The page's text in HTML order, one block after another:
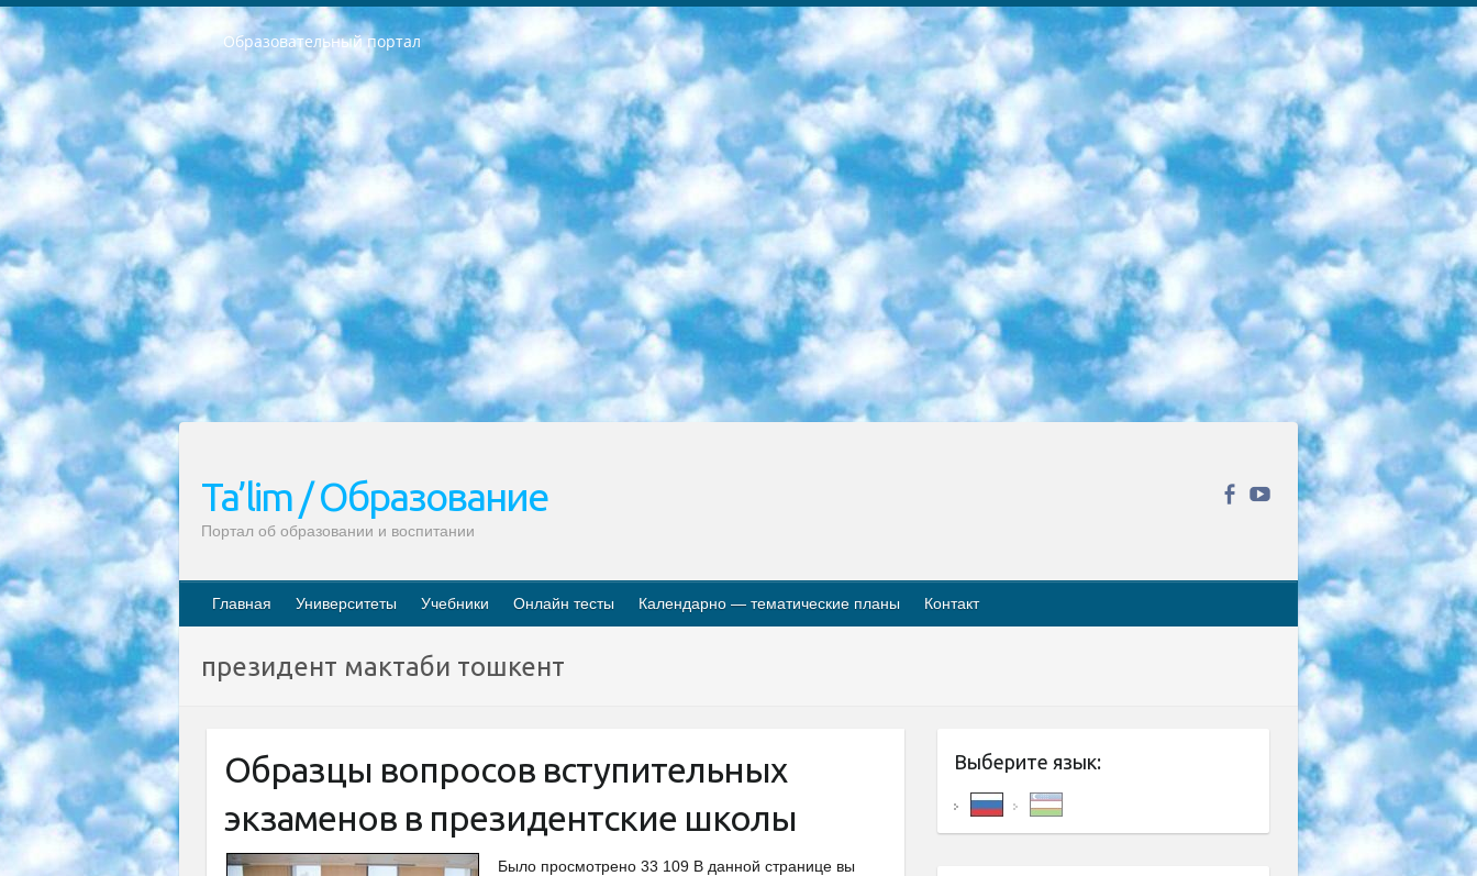
Образовательный портал
РЕСПУБЛИКА УЗБЕКИСТАН МИНИСТРЕРСТВО ДОШКОЛЬНОГО И ШКОЛЬНОГО ОБРАЗОВАНИЯ КОМАНДА в общеобразовательных учреждениях в 2023-2024 учебном году организация и проведение итоговой государственной аттестации обучающихся о Министра дошкольного и школьного образования Республики Узбекистан от 4 марта 2008 года (постановлением Минюста от 20 марта 2008 года № 1778 государственной регистрации) «Итоговое состояние учащихся общего среднего образования на основании положения об утверждении положения об аттестации общего среднего образования выпускной экзамен студентов в образовательных учреждениях в 2023-2024 учебном году В целях организации и прохождения аттестации приказываю: 1. Следующее: перечень предметов, по которым будет проводиться итоговая государственная аттестация и экзамен формы перевода согласно приложению 1; сертификаты международного образца, оценивающие уровень владения иностранными языками перечень согласно приложению 2; 2. Педагогический при специализированных образовательных учреждениях. научно-практический центр квалификации и международной оценки (Д.Давидова) 2024 г. До 25 марта: задания по предметам, по которым будет проводиться итоговая аттестация разработка и утверждение технических условий; итоговая аттестация на основании разработанного предметного задания разработка вопросов по предметам (устно и письменно), экзамен передача; общеобразовательные средние школы и специальные учебные заведения учащиеся выпускных классов школ и интернатов в агентской системе подготовка базы данных экзаменационных материалов и критериев оценки; перевод базы экзаменационных материалов на все языки обучения подать в Республиканский образовательный центр для изготовления; варианты экзаменов на основе разработанных контрольных материалов пусть будут поставлены задачи формирования. 3. Республиканский образовательный центр (Ш.Худайкулов) до 5 апреля 2024 года. до: база данных предоставленных экзаменационных материалов на все языки обучения перевод и экспертиза; для слепых, слабовидящих, глухих, слабослышащих и умственно отсталых детей учащиеся выпускных классов специализированных школ и школ-интернатов база данных экзаменационных материалов на всех преподаваемых языках подготовка критериев оценки; специализированные школы для умственно отсталых детей и технологии для учащихся выпускных классов школ-интернатов разработка соответствующих рекомендаций и критериев проведения ЕГЭ по естествознанию давать задания. 4. Педагогический при специализированных образовательных учреждениях. Научно-практический центр навыков и международной оценки (Д.Давидова), Республика образовательный центр (Худайкулов Ш.) итоговый государственный аттестационный экзамен ориентирован на творческое и логическое мышление при подготовке базы материалов учитывать введение заданий. 5. Следует отметить, что: сертификат государственного образца о знании общеобразовательного предмета и как минимум национальный уровень B1 по предметам на иностранных языках, указанным в Приложении 2. или международно признанный сертификат эквивалентного уровня студенты, изучающие определенный предмет, освобождаются от экзамена; по соответствующим предметам запланирована итоговая государственная аттестация за день до дня, путем жеребьевки Рабочей группой (в письменной форме по предметам, проводимым в форме) из числа сформированных вариантов выбрано 2 варианта; 2 выбранных варианта экзамена анонсированы на официальном сайте министерства и все выпускники по всей стране на основе этих вариантов проводит итоговую государственную аттестацию. 6. Государственное образование учащихся средних общеобразовательных учреждений. знания в соответствии с квалификационными требованиями, которые необходимо приобрести на основании стандартов итоговый (выпускной) контроль для 9 и 11 классов в целях тестирования Экзамены (далее – экзамены) состоят из предметов, перечисленных в приложении 1. будет сделано. 7. Экзамены пройдут с 26 мая по 15 июня 2024 г. (кроме науки физического воспитания). 8. Физическая для учащихся 9 классов общесредних образовательных учреждений. Экзамены по предмету «Образование, квалификация медицина» 1-6 мая 2024 года. сотрудники перевести под присмотр (с отклонениями в физическом или умственном развитии) специализированная школа для детей, школы-интернаты и со сколиозом школы-интернаты санаторного типа для больных детей исключены). 9. Он был слепым, слабовидящим и имел нарушения опорно-двигательного аппарата. экзамены в специализированных школах и интернатах для детей должны проводиться исходя из требований, предъявляемых к общеобразовательным учреждениям (физкультура кроме науки). 10. Специализированная школа для глухих и слабослышащих детей. и экзамены в интернатах и быть реализован в виде письменного теста по математике. 11. Специальность для умственно отсталых детей. Для 9 класса Родной язык и литературное письмо Государственный язык (язык обучения – узбекский). для неклассов) написано Математическое письмо Письменная/устная история Узбекистана Физическое воспитание практично Итоговый контроль Для 11 класса Написание родного языка и литературы (эссе) Математическое письмо Узбекский язык (обучение на узбекском языке) не посещающее общее среднее образование для учреждений)/Образовательное учреждение выбор письменный и устный Иностранный язык письменный/устный Письменная/устная история Узбекистана *По выбору студента:  Химия  Физика  Основы государственного права  География 10 бесплатных образовательных ресурсов - Мы составили подборку онлайн-проектов с интерактивными упражнениями, видеолекциями и статьями. Они помогут вам обрести новые и освежить старые знания бесплатно. 1. «ИНТУИТ» Старейшая образовательная площадка Рунета. Здесь вы найдёте сотни текстовых и видеокурсов на десятки различных тем — от программирования до психологии. Многие курсы подготовлены российскими университетами и крупными международными компаниями вроде Intel и Microsoft. Самостоятельное обучение бесплатное, но желающие могут оплатить услуги персональных наставников. 2. «Смартия» знакомит с актуальными профессиями и подсказывает, как им обучаться. Выбрав заинтересовавшую вас специальность — SMM-специалист, фотограф, веб-дизайнер или другую, — увидите список необходимых для неё умений. Чтобы вы могли освоить их самостоятельно, для каждого умения площадка отображает подборку ссылок на учебные материалы. Хотя «Смартия» ориентируется на русскоязычную аудиторию, часть контента всё же доступна только на английском. 3. «Лекторий Физтеха» Проект Московского физико-технического института (Физтеха). С его помощью вы можете смотреть онлайн серии лекций, записанные на видео в этом вузе. В числе доступных предметов — физика, биология, химия, информационные технологии и другие. К некоторым лекциям администрация ресурса прилагает готовые конспекты, которые можно скачивать в PDF-формате. 4. ITMOcourses Онлайн-площадка Санкт-Петербургского национального исследовательского университета информационных технологий, механики и оптики (ИТМО). Ресурс предоставляет свободный доступ к курсам, разработанным в этом вузе. Каталог материалов разбит на четыре категории: «Оптические системы и технологии», «Приборостроение и робототехника», «Информационные технологии» и «Биотехнологии». Курсы состоят из видеолекций, интерактивных демонстраций и заданий. 5. «КиберЛенинка» Электронная научная библиотека открытого доступа. Каталог площадки регулярно обрастает текстами статей из различных научных изданий. Сгруппированные по журналам и рубрикам публикации можно читать онлайн или скачивать целиком в PDF-формате. Проект нацелен на популяризацию науки за счёт открытого доступа к качественной информации. 6. «ПостНаука» На этом ресурсе публикуют подборки видеолекций, составленные экспертами из разных отраслей и объединённые общими темами. Среди них, к примеру, есть серии «Биоинформатика и геномика», «Культура средневековой Скандинавии» и Cinema Studies о теории кино. Каждая подборка лекций — логически связанная история, рассказанная экспертом от первого лица. Кроме того, на сайте появляются научно-образовательные статьи и тесты на разные темы. 7. «Newочём» Команда проекта «Newочём» отбирает самые интересные тексты из англоязычных СМИ и переводит те из них, за которые голосуют участники сообщества «ВКонтакте». По большей части это научно-популярные статьи. Редакторы придумывают лишь заголовки, в остальном содержание переводов соответствует оригиналам. Полные тексты можно читать прямо в социальной сети. 8. InternetUrok Онлайн-база материалов по основным дисциплинам школьной программы. Информация на сайте структурирована по классам, предметам и темам (урокам). Каждый урок состоит из видеолекций и конспектов. Есть также интерактивные тренажёры и тесты для закрепления пройденного материала. Даже если вы давно окончили школу, возможность повторить программу старших классов всегда может пригодиться. 9. Edutainme Ещё один ресурс об образовании. В отличие от Newtonew, как мне кажется, Edutainme больше ориентируется на представителей индустрии: педагогов, предпринимателей, разработчиков образовательных проектов. Но и любой, кто просто стремится к саморазвитию, найдёт на сайте много полезного и интересного для себя. Например, информацию о новых курсах и образовательных сервисах. 10. Newtonew Онлайн-медиа об образовании и обучении в широком смысле. Авторы Newtonew пишут об инструментах, заведениях, тактиках и стратегиях, которые помогают учить других и получать новые знания самостоятельно. На этой площадке вы найдёте новости, обзоры, аналитические мат
Ta’lim / Образование
Портал об образовании и воспитании
Главная Университеты Учебники Онлайн тесты Календарно — тематические планы Контакт
президент мактаби тошкент
Образцы вопросов вступительных
экзаменов в президентские школы
Было просмотрено 33 109 В данной странице вы
Выберите язык: